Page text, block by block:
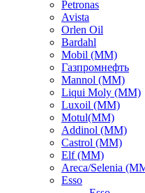
Petronas
Avista
Orlen Oil
Bardahl
Mobil (ММ)
Газпромнефть
Mannol (ММ)
Liqui Moly (ММ)
Luxoil (ММ)
Motul(ММ)
Addinol (ММ)
Castrol (ММ)
Elf (ММ)
Areca/Selenia
Esso